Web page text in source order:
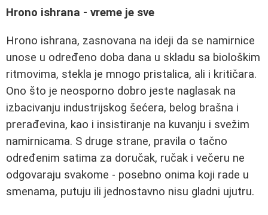
Hrono ishrana - vreme je sve
Hrono ishrana, zasnovana na ideji da se namirnice
unose u određeno doba dana u skladu sa biološkim
ritmovima, stekla je mnogo pristalica, ali i kritičara.
Ono što je neosporno dobro jeste naglasak na
izbacivanju industrijskog šećera, belog brašna i
prerađevina, kao i insistiranje na kuvanju i svežim
namirnicama. S druge strane, pravila o tačno
određenim satima za doručak, ručak i večeru ne
odgovaraju svakome - posebno onima koji rade u
smenama, putuju ili jednostavno nisu gladni ujutru.